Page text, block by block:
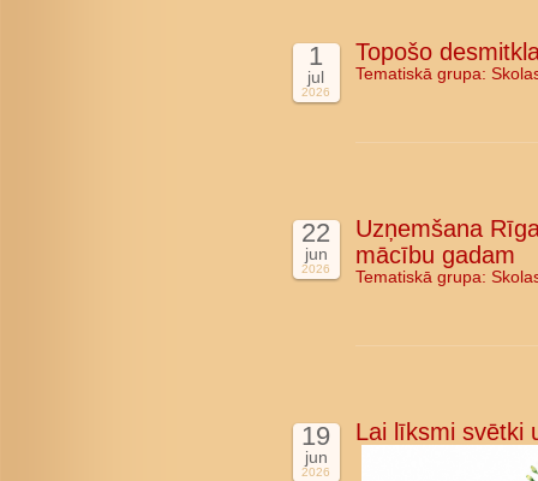
1
jul
2026
Topošo
Tematiskā grupa:
22
jun
2026
Uzņemšana
mācību gadam
Tematiskā grupa:
19
jun
2026
Lai līksmi svētki